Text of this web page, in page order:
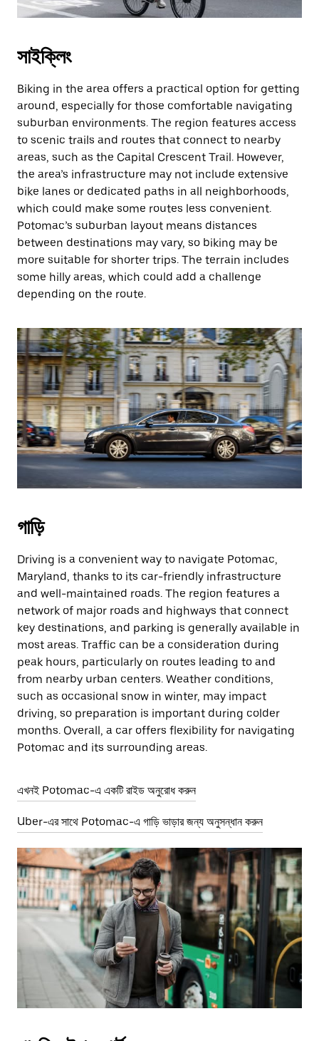
সাইক্লিং
Biking in the area offers a practical option for getting
around, especially for those comfortable navigating
suburban environments. The region features access
to scenic trails and routes that connect to nearby
areas, such as the Capital Crescent Trail. However,
the area’s infrastructure may not include extensive
bike lanes or dedicated paths in all neighborhoods,
which could make some routes less convenient.
Potomac’s suburban layout means distances
between destinations may vary, so biking may be
more suitable for shorter trips. The terrain includes
some hilly areas, which could add a challenge
depending on the route.
গাড়ি
Driving is a convenient way to navigate Potomac,
Maryland, thanks to its car-friendly infrastructure
and well-maintained roads. The region features a
network of major roads and highways that connect
key destinations, and parking is generally available in
most areas. Traffic can be a consideration during
peak hours, particularly on routes leading to and
from nearby urban centers. Weather conditions,
such as occasional snow in winter, may impact
driving, so preparation is important during colder
months. Overall, a car offers flexibility for navigating
Potomac and its surrounding areas.
এখনই Potomac-এ একটি রাইড অনুরোধ করুন
Uber-এর সাথে Potomac-এ গাড়ি ভাড়ার জন্য অনুসন্ধান করুন